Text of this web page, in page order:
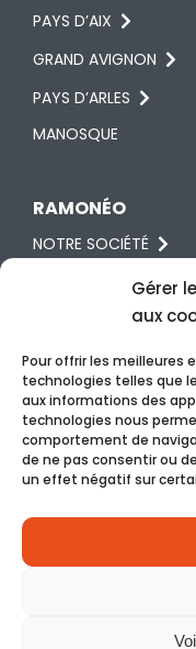
Gérer
aux
Pour offrir les meilleures
technologies telles que
aux informations des
technologies nous
comportement de
de ne pas consentir ou
un effet négatif sur
PAYS D’AIX
GRAND AVIGNON
PAYS D’ARLES
MANOSQUE
RAMONÉO
NOTRE SOCIÉTÉ
RÉGLEMENTATION
RDV & CONTACT
06 87 62 02 89
NOUS ÉCRIRE
©Ramonéo 2026